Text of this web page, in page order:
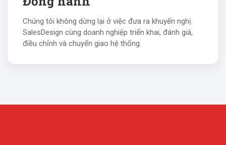
Chúng tôi không dừng lại ở việc đưa ra khuyến nghị.
SalesDesign cùng doanh nghiệp triển khai, đánh giá,
điều chỉnh và chuyển giao hệ thống.